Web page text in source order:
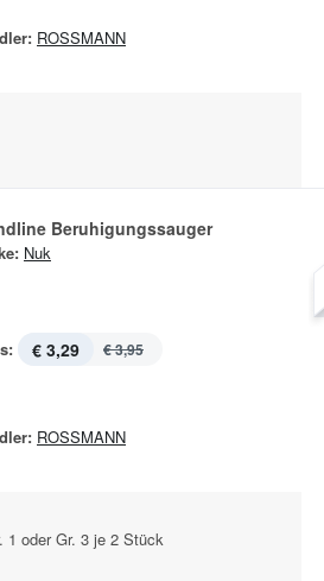
ROSSMANN
Beruhigungssauger
Nuk
€ 3,29 € 3,95
ROSSMANN
1 oder Gr. 3 je 2 Stück